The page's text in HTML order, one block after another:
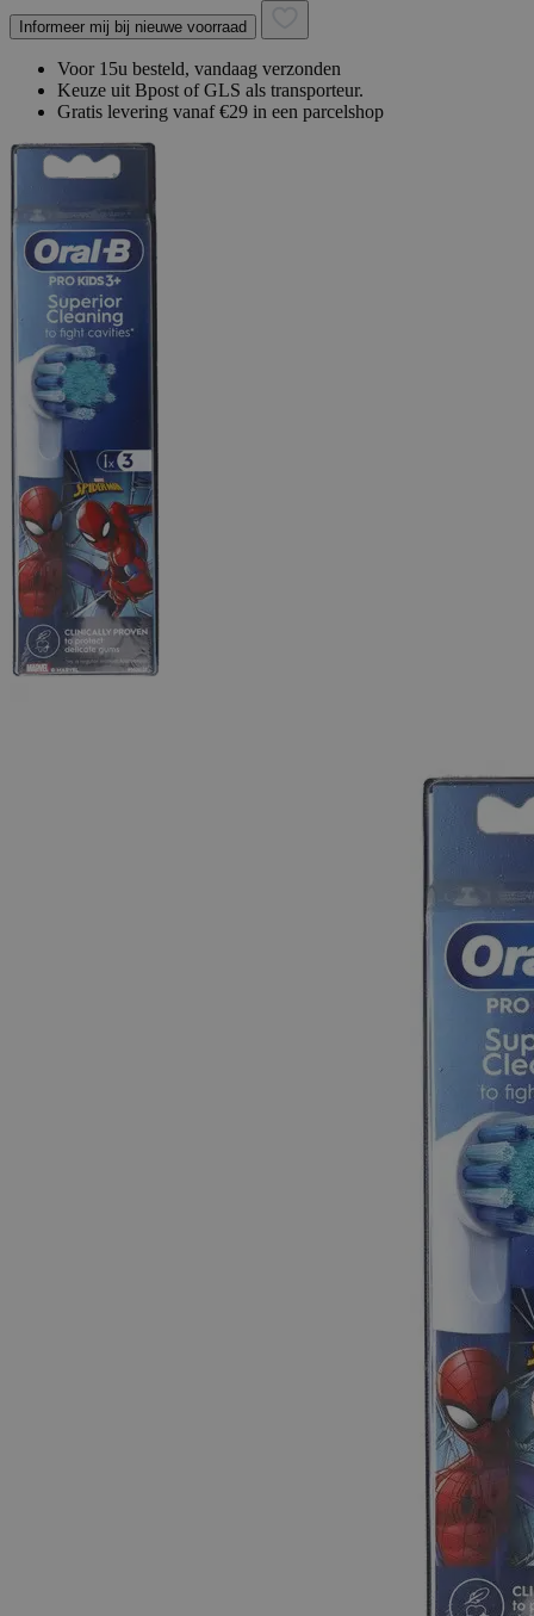
Informeer mij bij nieuwe voorraad
Voor 15u besteld, vandaag verzonden
Keuze uit Bpost of GLS als transporteur.
Gratis levering vanaf €29 in een parcelshop